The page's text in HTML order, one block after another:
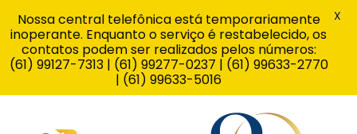
Nossa central telefônica está temporariamente
inoperante. Enquanto o serviço é restabelecido, os
contatos podem ser realizados pelos números:
(61) 99127-7313 | (61) 99277-0237 | (61) 99633-2770
| (61) 99633-5016
X